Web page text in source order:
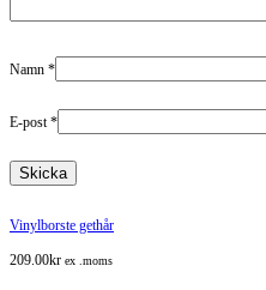
Namn *
E-post *
Vinylborste gethår
209.00kr ex .moms